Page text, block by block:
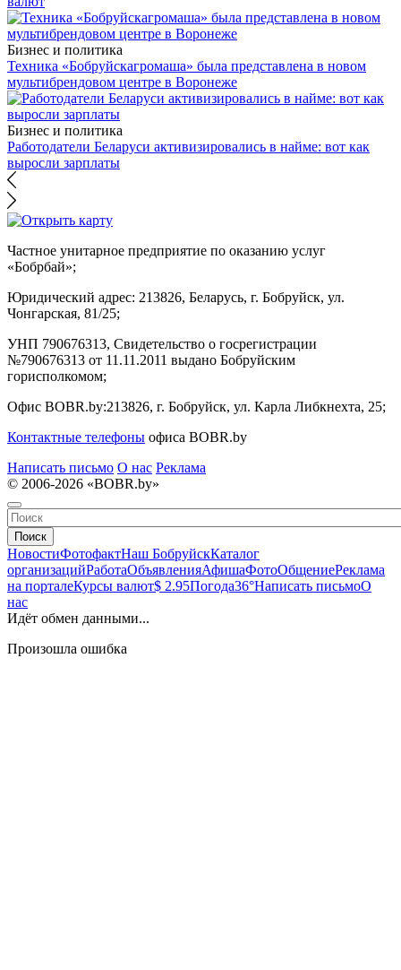
Бизнес и политика
Техника «Бобруйскагромаша» была представлена в новом
мультибрендовом центре в Воронеже
Бизнес и политика
Работодатели Беларуси активизировались в найме: вот как
выросли зарплаты
Частное унитарное предприятие по оказанию услуг
«Бобрбай»;
Юридический адрес: 213826, Беларусь, г. Бобруйск, ул.
Чонгарская, 81/25;
УНП 790676313, Свидетельство о госрегистрации
№790676313 от 11.11.2011 выдано Бобруйским
горисполкомом;
Офис BOBR.by:213826, г. Бобруйск, ул. Карла Либкнехта, 25;
Контактные телефоны офиса BOBR.by
Написать письмо О нас Реклама
© 2006-2026 «BOBR.by»
Поиск
НовостиФотофактНаш БобруйскКаталог
организацийРаботаОбъявленияАфишаФотоОбщениеРеклама
на порталеКурсы валют$ 2.95Погода36°Написать письмоО
нас
Идёт обмен данными...
Произошла ошибка